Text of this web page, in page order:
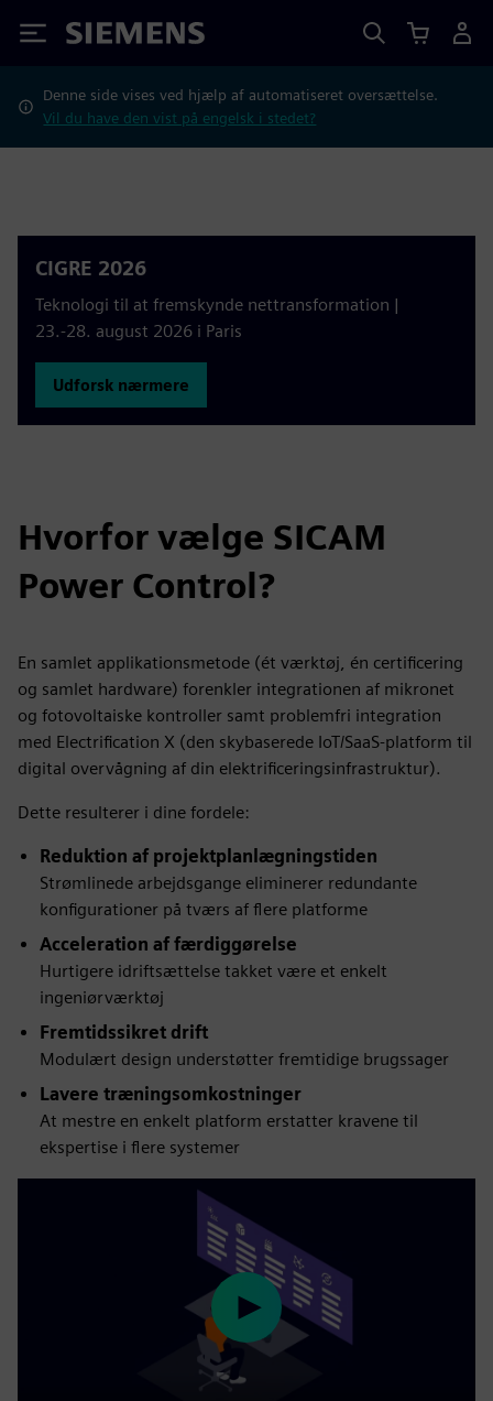
Siemens
Denne side vises ved hjælp af automatiseret oversættelse.
Vil du have den vist på engelsk i stedet?
CIGRE 2026
Teknologi til at fremskynde nettransformation |
23.-28. august 2026 i Paris
Udforsk nærmere
Hvorfor vælge SICAM
Power Control?
En samlet applikationsmetode (ét værktøj, én certificering
og samlet hardware) forenkler integrationen af mikronet
og fotovoltaiske kontroller samt problemfri integration
med Electrification X (den skybaserede IoT/SaaS-platform til
digital overvågning af din elektrificeringsinfrastruktur).
Dette resulterer i dine fordele:
Reduktion af projektplanlægningstiden
Strømlinede arbejdsgange eliminerer redundante
konfigurationer på tværs af flere platforme
Acceleration af færdiggørelse
Hurtigere idriftsættelse takket være et enkelt
ingeniørværktøj
Fremtidssikret drift
Modulært design understøtter fremtidige brugssager
Lavere træningsomkostninger
At mestre en enkelt platform erstatter kravene til
ekspertise i flere systemer
Play